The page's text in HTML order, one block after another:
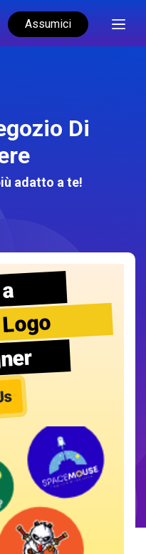
Assumici
Di
adatto a te!